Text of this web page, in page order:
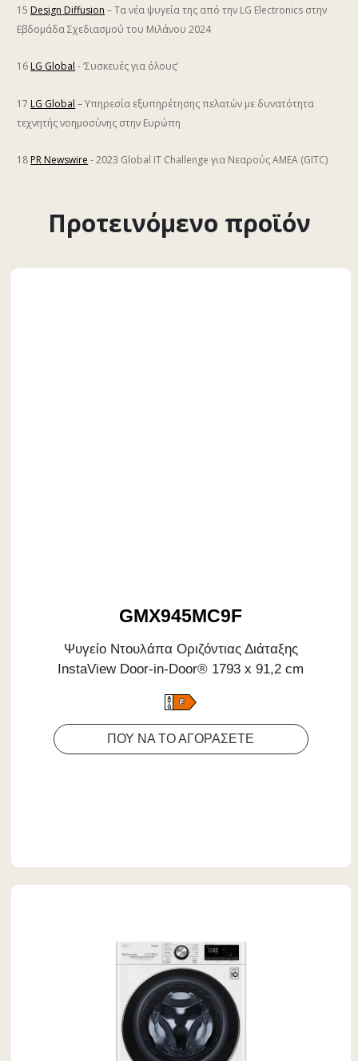
15 Design Diffusion – Τα νέα ψυγεία της από την LG Electronics στην
Εβδομάδα Σχεδιασμού του Μιλάνου 2024
16 LG Global - ‘Συσκευές για όλους’
17 LG Global – Υπηρεσία εξυπηρέτησης πελατών με δυνατότητα
τεχνητής νοημοσύνης στην Ευρώπη
18 PR Newswire - 2023 Global IT Challenge για Νεαρούς ΑΜΕΑ (GITC)
Προτεινόμενο προϊόν
GMX945MC9F
Ψυγείο Ντουλάπα Οριζόντιας Διάταξης
InstaView Door-in-Door® 1793 x 91,2 cm
ΠΟΥ ΝΑ ΤΟ ΑΓΟΡΑΣΕΤΕ